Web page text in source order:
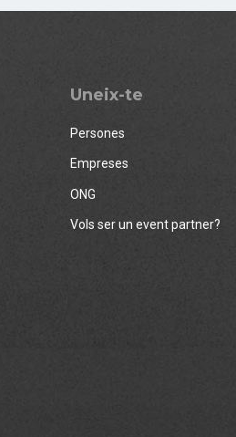
Uneix-te
Persones
Empreses
ONG
Vols ser un event partner?